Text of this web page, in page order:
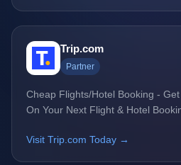
Trip.com
Partner
Cheap Flights/Hotel Booking -
On Your Next Flight & Hotel
Visit Trip.com Today →